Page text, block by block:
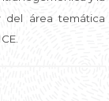
del área temática